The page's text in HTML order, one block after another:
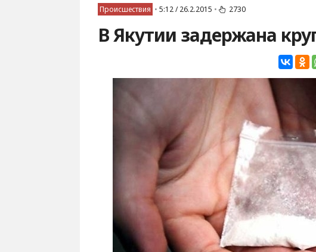
Происшествия • 5:12 / 26.2.2015 • 2730
В Якутии задержана